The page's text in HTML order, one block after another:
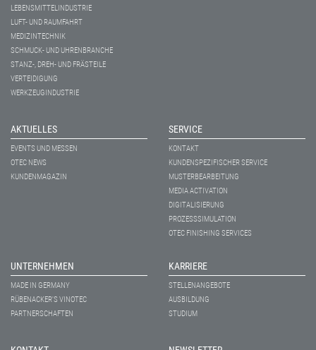
LEBENSMITTELINDUSTRIE
LUFT- UND RAUMFAHRT
MEDIZINTECHNIK
SCHMUCK- UND UHRENBRANCHE
STANZ-, DREH- UND FRÄSTEILE
VERTEIDIGUNG
WERKZEUGINDUSTRIE
AKTUELLES
EVENTS UND MESSEN
OTEC NEWS
KUNDENMAGAZIN
SERVICE
KONTAKT
KUNDENSPEZIFISCHER SERVICE
MUSTERBEARBEITUNG
MEDIA ACTIVATION
DIGITALISIERUNG
PROZESSSIMULATION
OTEC FINISHING SERVICES
UNTERNEHMEN
MADE IN GERMANY
RÜBENACKER'S VINOTEC
PARTNERSCHAFTEN
KARRIERE
STELLENANGEBOTE
AUSBILDUNG
STUDIUM